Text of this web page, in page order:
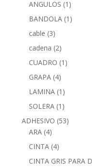
ANGULOS (1)
BANDOLA (1)
cable (3)
cadena (2)
CUADRO (1)
GRAPA (4)
LAMINA (1)
SOLERA (1)
ADHESIVO (53)
ARA (4)
CINTA (4)
CINTA GRIS PARA